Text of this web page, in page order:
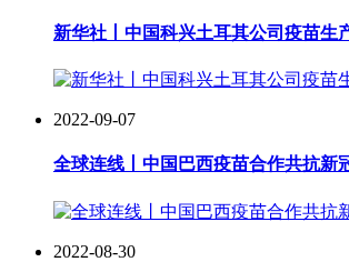
新华社丨中国科兴土耳其公司疫苗生
2022-09-07
全球连线丨中国巴西疫苗合作共抗新
2022-08-30